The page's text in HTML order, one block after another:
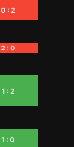
0 : 2
2 : 0
1 : 2
1 : 0